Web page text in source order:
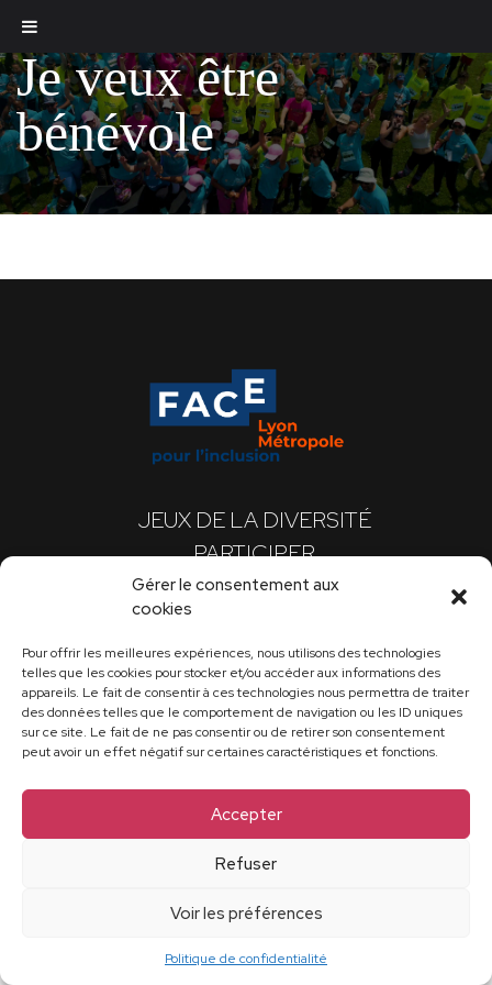
Gérer le consentement aux
cookies
Pour offrir les meilleures expériences, nous utilisons des technologies
telles que les cookies pour stocker et/ou accéder aux informations des
appareils. Le fait de consentir à ces technologies nous permettra de traiter
des données telles que le comportement de navigation ou les ID uniques
sur ce site. Le fait de ne pas consentir ou de retirer son consentement
peut avoir un effet négatif sur certaines caractéristiques et fonctions.
Accepter
Refuser
Voir les préférences
Politique de confidentialité
Je veux être
bénévole
JEUX DE LA DIVERSITÉ
PARTICIPER
FAQ
PLAN D'ACCES
Mentions légales
Politique de confidentialité
Politique de cookies (UE)